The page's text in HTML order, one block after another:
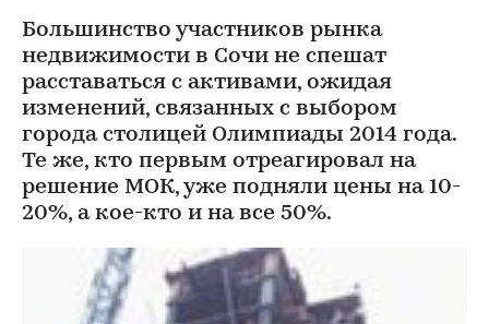
Большинство участников рынка
недвижимости в Сочи не спешат
расставаться с активами, ожидая
изменений, связанных с выбором
города столицей Олимпиады 2014 года.
Те же, кто первым отреагировал на
решение МОК, уже подняли цены на 10-
20%, а кое-кто и на все 50%.